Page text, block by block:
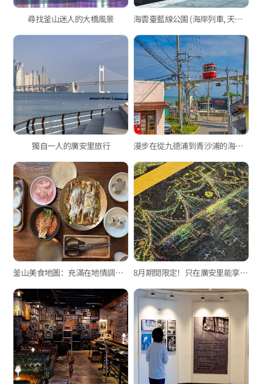
尋找釜山迷人的大橋風景 海雲臺藍線公園 (海岸列車, 天空膠囊列車)
獨自一人的廣安里旅行 漫步在從九德浦到青沙浦的海岸棧道上的愉快一日
釜山美食地圖：充滿在地情調的美食景點 8月期間限定！只在廣安里能享受的特別活動